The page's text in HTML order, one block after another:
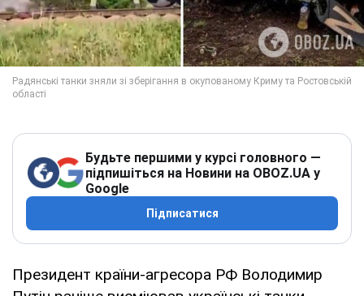
Будьте першими у курсі головного —
підпишіться на Новини на OBOZ.UA у
Google
Підписатися
Президент країни-агресора РФ Володимир